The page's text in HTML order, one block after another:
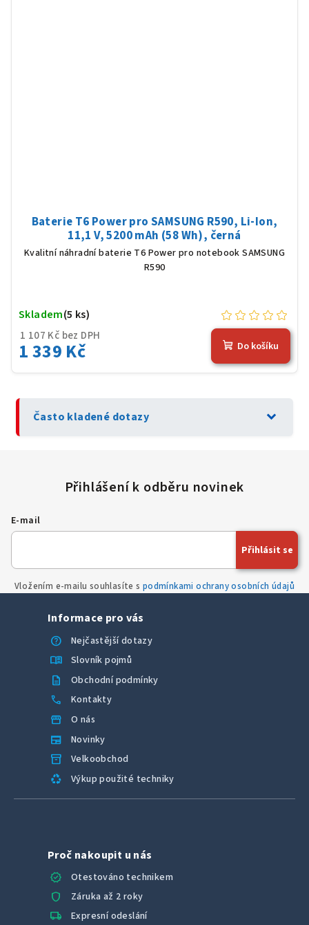
Baterie T6 Power pro SAMSUNG R590, Li-Ion,
11,1 V, 5200 mAh (58 Wh), černá
Kvalitní náhradní baterie T6 Power pro notebook SAMSUNG
R590
1 107 Kč bez DPH
1 339 Kč
Skladem(5 ks)
Do košíku
Často kladené dotazy expand_more
E-mail
Vložením e-mailu souhlasíte s podmínkami ochrany osobních údajů
Přihlásit se
Informace pro vás
help
Nejčastější dotazy
menu_book Slovník pojmů
description Obchodní podmínky
call Kontakty
storefront O nás
newspaper Novinky
inventory_2 Velkoobchod
recycling Výkup použité techniky
Proč nakoupit u nás
verified
Otestováno technikem
shield Záruka až 2 roky
local_shipping Expresní odeslání